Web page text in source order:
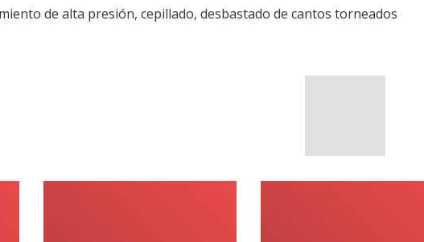
de alta presión, cepillado, desbastado de cantos torneados